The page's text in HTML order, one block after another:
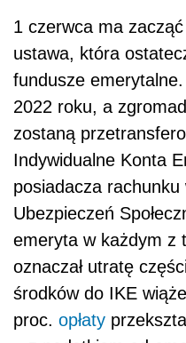
1 czerwca ma
ustawa, która
fundusze
2022 roku, a
zostaną
Indywidualne Konta
posiadacza rachunku
Ubezpieczeń
emeryta w każdym z
oznaczał utratę
środków do IKE
proc. opłaty